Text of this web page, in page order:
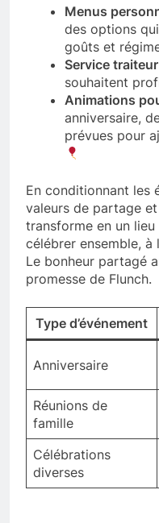
Menus
des options
goûts et
Service traiteur
souhaitent
Animations
anniversaire,
prévues pour
En conditionnant les
valeurs de partage
transforme en un
célébrer ensemble, à
Le bonheur partagé
promesse de Flunch.
Type d’événement
Anniversaire
Réunions de
famille
Célébrations
diverses